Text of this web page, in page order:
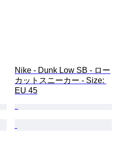
Nike - Dunk Low SB - ロー
カットスニーカー - Size:
EU 45